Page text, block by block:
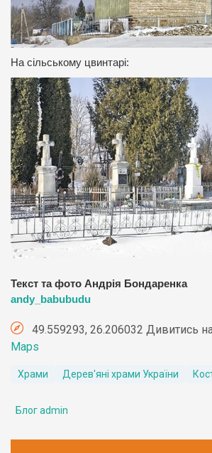
На сільському цвинтарі:
Текст та фото Андрія Бондаренка
andy_babubudu
49.559293, 26.206032 Дивитись
Maps
Храми Дерев'яні храми України
Блог admin